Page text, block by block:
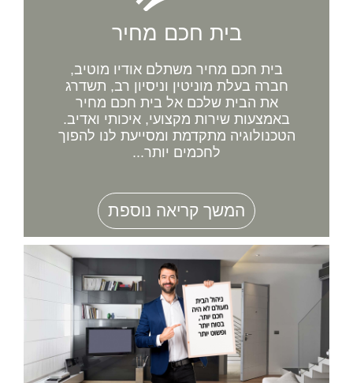
בית חכם מחיר
בית חכם מחיר משתלם אודיו מוטיב,
חברה בעלת מוניטין וניסיון רב, תשדרג
את הבית שלכם אל בית חכם מחיר
באמצעות שירות מקצועי, איכותי ואדיב.
הטכנולוגיה מתקדמת ומסייעת לנו להפוך
לחכמים יותר...
המשך קריאה נוספת